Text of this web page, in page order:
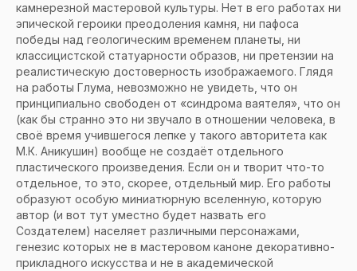
камнерезной мастеровой культуры. Нет в его работах ни
эпической героики преодоления камня, ни пафоса
победы над геологическим временем планеты, ни
классицистской статуарности образов, ни претензии на
реалистическую достоверность изображаемого. Глядя
на работы Глума, невозможно не увидеть, что он
принципиально свободен от «синдрома ваятеля», что он
(как бы странно это ни звучало в отношении человека, в
своё время учившегося лепке у такого авторитета как
М.К. Аникушин) вообще не создаёт отдельного
пластического произведения. Если он и творит что-то
отдельное, то это, скорее, отдельный мир. Его работы
образуют особую миниатюрную вселенную, которую
автор (и вот тут уместно будет назвать его
Создателем) населяет различными персонажами,
генезис которых не в мастеровом каноне декоративно-
прикладного искусства и не в академической